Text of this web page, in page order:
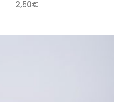
2,50€